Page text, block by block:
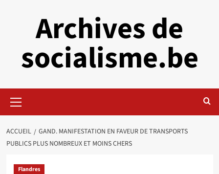
Archives de
socialisme.be
principal
ACCUEIL
GAND. MANIFESTATION EN FAVEUR DE TRANSPORTS
PUBLICS PLUS NOMBREUX ET MOINS CHERS
Flandres